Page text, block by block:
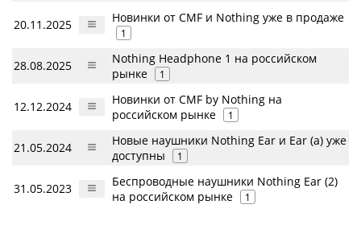
20.11.2025 Новинки от CMF и Nothing уже в продаже
1
28.08.2025
Nothing Headphone 1 на российском
рынке
1
12.12.2024
Новинки от CMF by Nothing на
российском рынке
1
21.05.2024
Новые наушники Nothing Ear и Ear (a) уже
доступны
1
31.05.2023
Беспроводные наушники Nothing Ear (2)
на российском рынке
1